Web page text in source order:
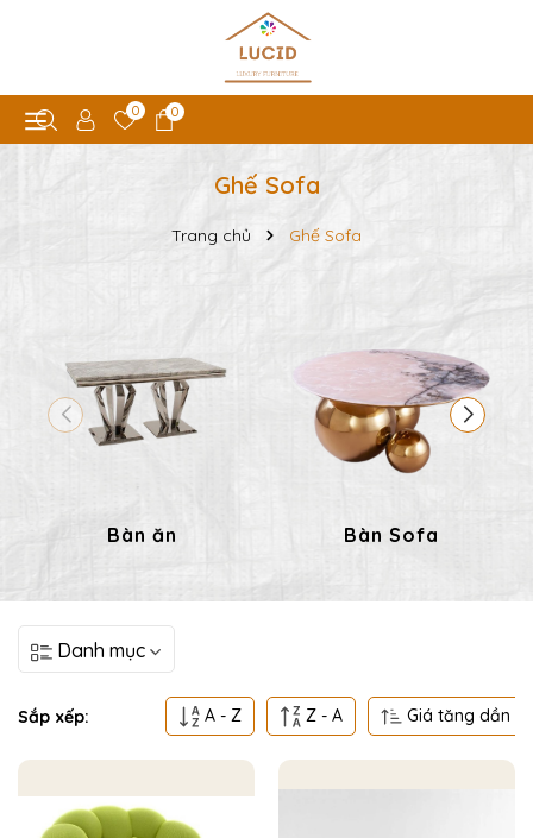
0 0
Ghế Sofa
Trang chủ Ghế Sofa
Bàn ăn Bàn Sofa
Danh mục
Sắp xếp: A - Z Z - A Giá tăng dần